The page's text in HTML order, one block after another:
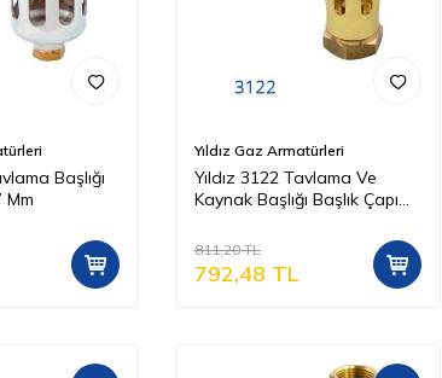
Başlığı
Mm
Yıldız Gaz Armatürleri
Yıldız 3122 Tavlama Ve
Kaynak Başlığı Başlık Çapı
811,20TL
792,48 TL